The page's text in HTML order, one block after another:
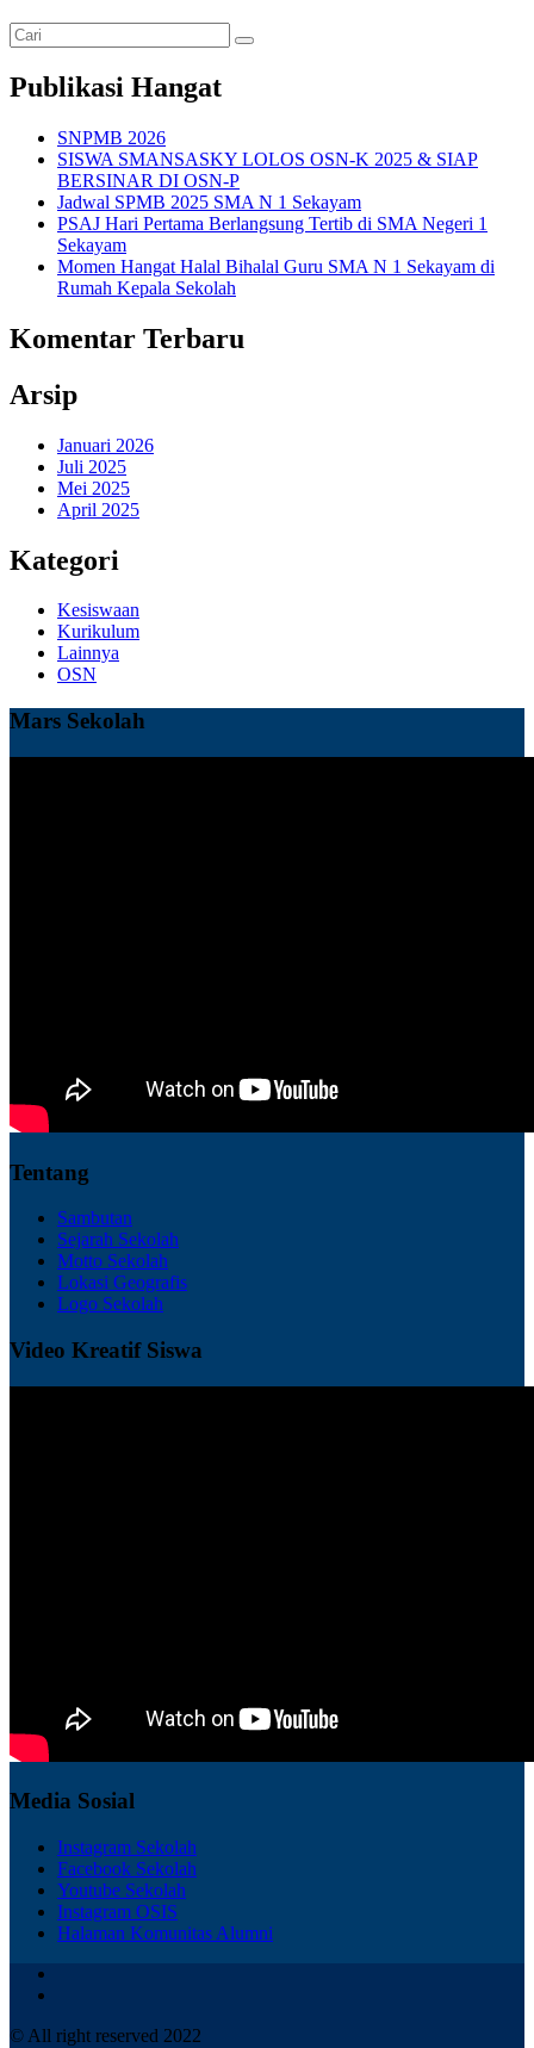
Publikasi Hangat
SNPMB 2026
SISWA SMANSASKY LOLOS OSN-K 2025 & SIAP
BERSINAR DI OSN-P
Jadwal SPMB 2025 SMA N 1 Sekayam
PSAJ Hari Pertama Berlangsung Tertib di SMA Negeri 1
Sekayam
Momen Hangat Halal Bihalal Guru SMA N 1 Sekayam di
Rumah Kepala Sekolah
Komentar Terbaru
Arsip
Januari 2026
Juli 2025
Mei 2025
April 2025
Kategori
Kesiswaan
Kurikulum
Lainnya
OSN
Mars Sekolah
Tentang
Sambutan
Sejarah Sekolah
Motto Sekolah
Lokasi Geografis
Logo Sekolah
Video Kreatif Siswa
Media Sosial
Instagram Sekolah
Facebook Sekolah
Youtube Sekolah
Instagram OSIS
Halaman Komunitas Alumni
© All right reserved 2022